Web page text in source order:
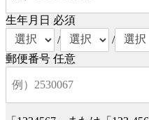
生年月日 必須
/
/
郵便番号 任意